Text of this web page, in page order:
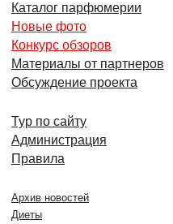
Каталог парфюмерии
Новые фото
Конкурс обзоров
Материалы от партнеров
Обсуждение проекта
Тур по сайту
Администрация
Правила
Архив новостей
Диеты